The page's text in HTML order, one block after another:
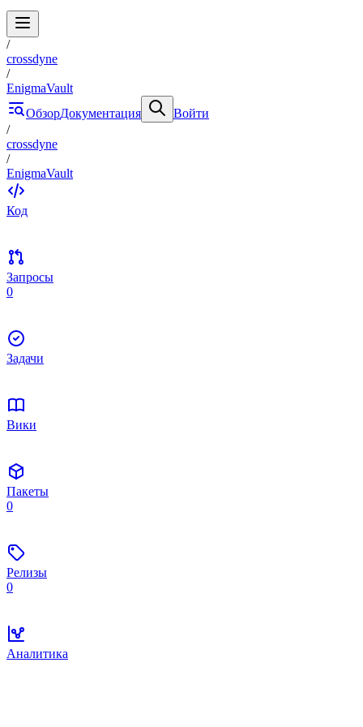
/
crossdyne
/
EnigmaVault
ОбзорДокументация
Войти
/
crossdyne
/
EnigmaVault
Код
Запросы
0
Задачи
Вики
Пакеты
0
Релизы
0
Аналитика